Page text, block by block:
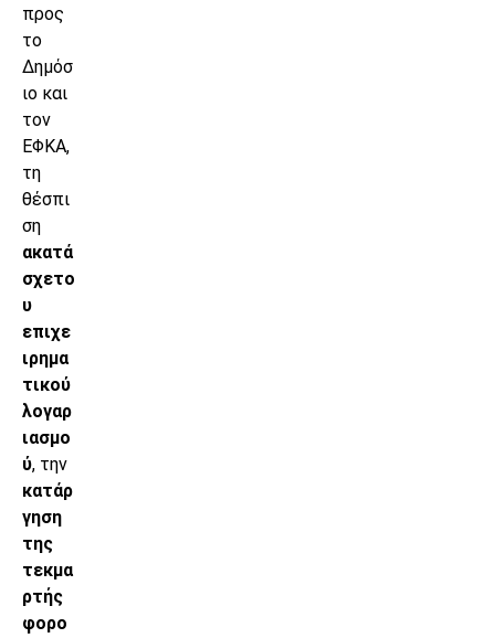
προς
το
Δημόσ
ιο και
τον
ΕΦΚΑ,
τη
θέσπι
ση
ακατά
σχετο
υ
επιχε
ιρημα
τικού
λογαρ
ιασμο
ύ, την
κατάρ
γηση
της
τεκμα
ρτής
φορο